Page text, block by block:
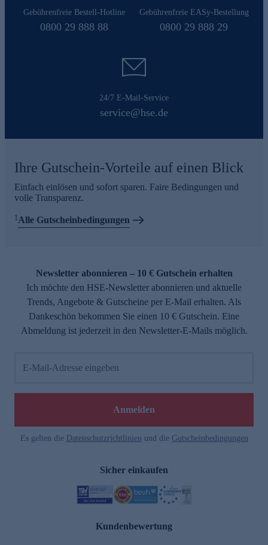
Gebührenfreie Bestell-Hotline
0800 29 888 88
Gebührenfreie EASy-Bestellung
0800 29 888 29
24/7 E-Mail-Service
service@hse.de
Ihre Gutschein-Vorteile auf einen Blick
Einfach einlösen und sofort sparen. Faire Bedingungen und
volle Transparenz.
1Alle Gutscheinbedingungen
Newsletter abonnieren – 10 € Gutschein erhalten
Ich möchte den HSE-Newsletter abonnieren und aktuelle
Trends, Angebote & Gutscheine per E-Mail erhalten. Als
Dankeschön bekommen Sie einen 10 € Gutschein. Eine
Abmeldung ist jederzeit in den Newsletter-E-Mails möglich.
E-Mail-Adresse eingeben
Anmelden
Es gelten die Datenschutzrichtlinien und die Gutscheinbedingungen
Sicher einkaufen
Kundenbewertung